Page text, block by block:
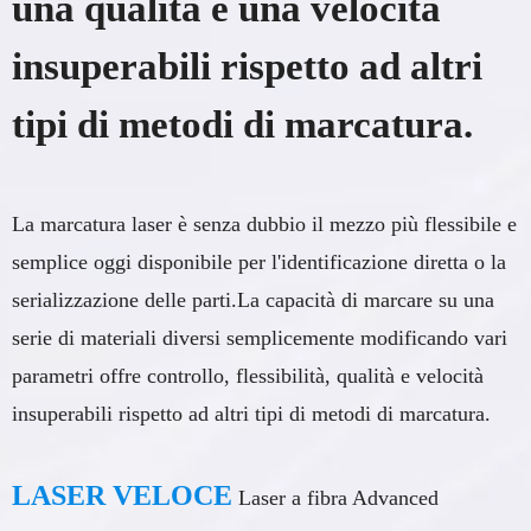
insuperabili rispetto ad altri
tipi di metodi di marcatura.
La marcatura laser è senza dubbio il mezzo più flessibile e
semplice oggi disponibile per l'identificazione diretta o la
serializzazione delle parti.La capacità di marcare su una
serie di materiali diversi semplicemente modificando vari
parametri offre controllo, flessibilità, qualità e velocità
insuperabili rispetto ad altri tipi di metodi di marcatura.
LASER VELOCE Laser a fibra Advanced